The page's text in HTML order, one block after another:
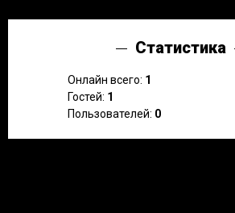
Статистика
Онлайн всего: 1
Гостей: 1
Пользователей: 0